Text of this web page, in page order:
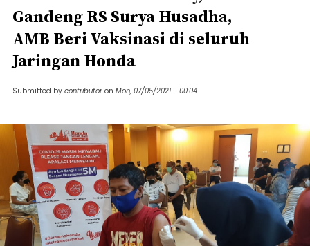
Gandeng RS Surya Husadha,
AMB Beri Vaksinasi di seluruh
Jaringan Honda
Submitted by contributor on Mon, 07/05/2021 - 00:04